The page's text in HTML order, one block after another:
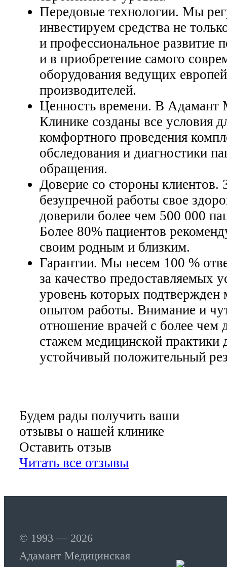
Передовые технологии. Мы
инвестируем средства не
и профессиональное развитие
и в приобретение самого
оборудования ведущих
производителей.
Ценность времени. В Адамант
Клинике созданы все условия
комфортного проведения
обследования и диагностики
обращения.
Доверие со стороны клиентов.
безупречной работы свое
доверили более чем 500 000
Более 80% пациентов
своим родным и близким.
Гарантии. Мы несем 100 %
за качество предоставляемых
уровень которых подтвержден
опытом работы. Внимание и
отношение врачей с более чем
стажем медицинской практики
устойчивый положительный
Будем рады получить ваши
отзывы о нашей клинике
Оставить отзыв
Читать все отзывы
© 1993 — 2026
Адамант Медицинская